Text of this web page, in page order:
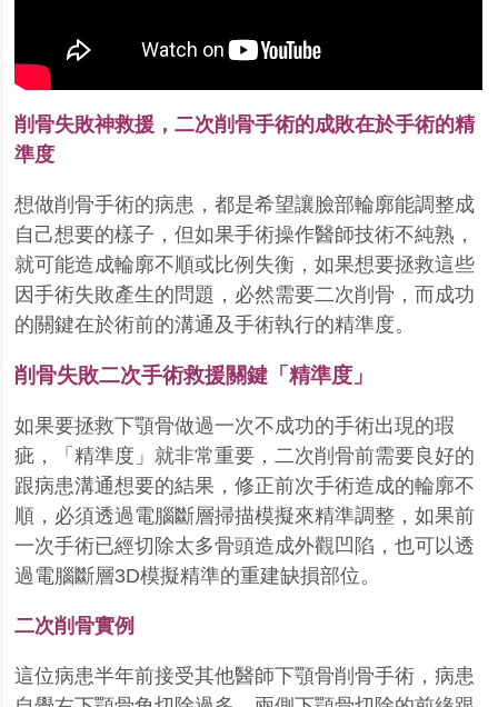
削骨失敗神救援，二次削骨手術的成敗在於手術的精
準度
想做削骨手術的病患，都是希望讓臉部輪廓能調整成
自己想要的樣子，但如果手術操作醫師技術不純熟，
就可能造成輪廓不順或比例失衡，如果想要拯救這些
因手術失敗產生的問題，必然需要二次削骨，而成功
的關鍵在於術前的溝通及手術執行的精準度。
削骨失敗二次手術救援關鍵「精準度」
如果要拯救下顎骨做過一次不成功的手術出現的瑕
疵，「精準度」就非常重要，二次削骨前需要良好的
跟病患溝通想要的結果，修正前次手術造成的輪廓不
順，必須透過電腦斷層掃描模擬來精準調整，如果前
一次手術已經切除太多骨頭造成外觀凹陷，也可以透
過電腦斷層3D模擬精準的重建缺損部位。
二次削骨實例
這位病患半年前接受其他醫師下顎骨削骨手術，病患